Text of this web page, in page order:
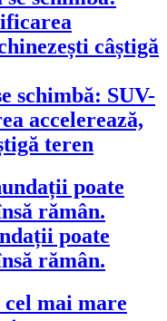
schimbă: SUV-
accelerează,
teren
poate
rămân.